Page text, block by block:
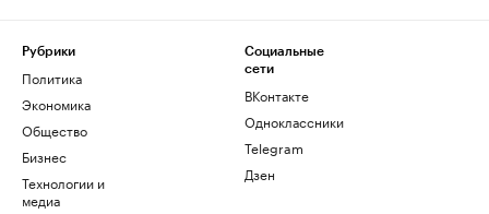
Рубрики
Политика
Экономика
Общество
Бизнес
Технологии и
медиа
Социальные
сети
ВКонтакте
Одноклассники
Telegram
Дзен